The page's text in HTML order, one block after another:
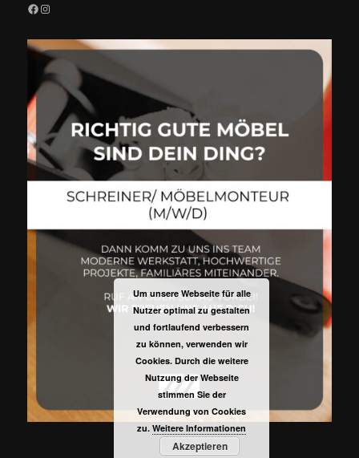
Facebook
Instagram
Um unsere Webseite für alle
Nutzer optimal zu gestalten
und fortlaufend verbessern
zu können, verwenden wir
Cookies. Durch die weitere
Nutzung der Webseite
stimmen Sie der
Verwendung von Cookies
zu. Weitere Informationen
Akzeptieren